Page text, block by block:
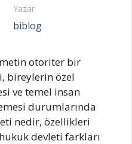
Yazar
biblog
otoriter bir
bireylerin özel
ve temel insan
durumlarında
nedir, özellikleri
devleti farkları